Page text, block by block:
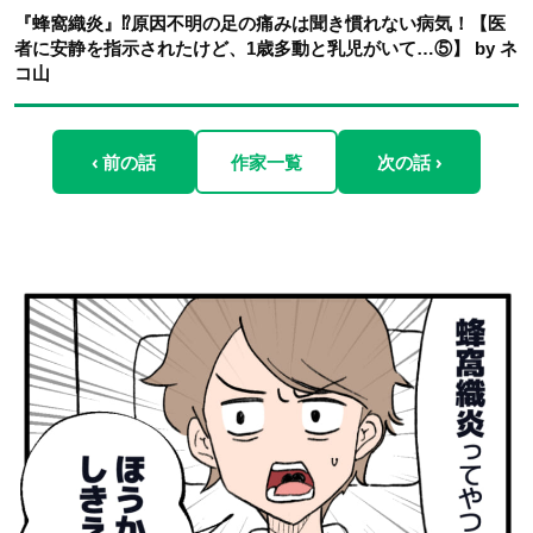
『蜂窩織炎』⁉︎原因不明の足の痛みは聞き慣れない病気！【医
者に安静を指示されたけど、1歳多動と乳児がいて…⑤】 by ネ
コ山
‹ 前の話 作家一覧 次の話 ›